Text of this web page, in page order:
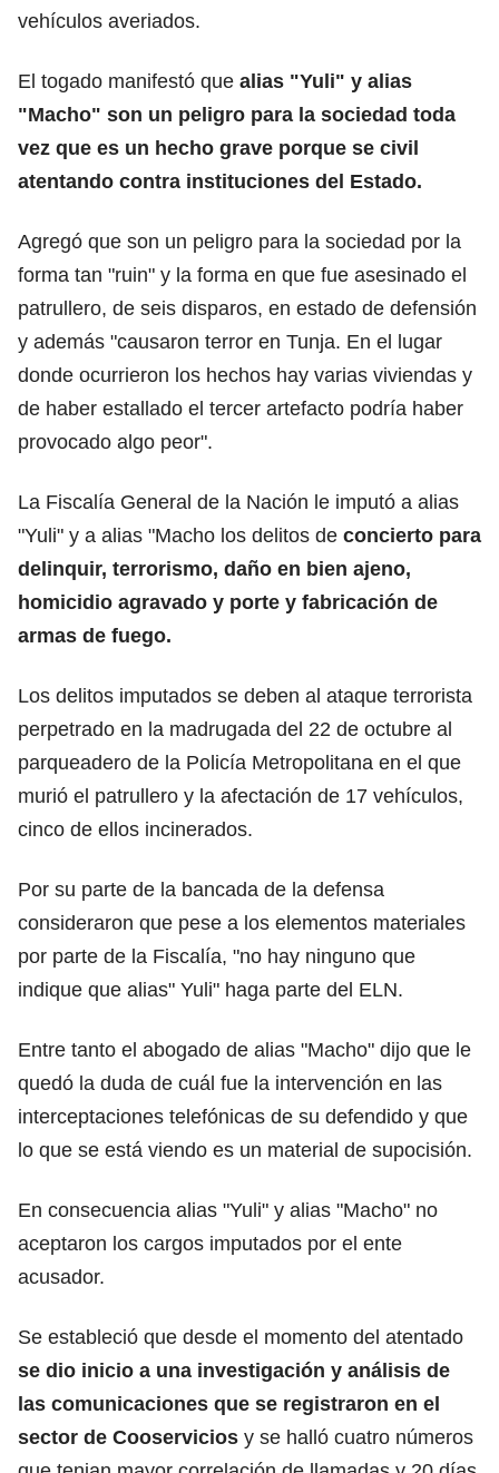
vehículos averiados.
El togado manifestó que alias "Yuli" y alias
"Macho" son un peligro para la sociedad toda
vez que es un hecho grave porque se civil
atentando contra instituciones del Estado.
Agregó que son un peligro para la sociedad por la
forma tan "ruin" y la forma en que fue asesinado el
patrullero, de seis disparos, en estado de defensión
y además "causaron terror en Tunja. En el lugar
donde ocurrieron los hechos hay varias viviendas y
de haber estallado el tercer artefacto podría haber
provocado algo peor".
La Fiscalía General de la Nación le imputó a alias
"Yuli" y a alias "Macho los delitos de concierto para
delinquir, terrorismo, daño en bien ajeno,
homicidio agravado y porte y fabricación de
armas de fuego.
Los delitos imputados se deben al ataque terrorista
perpetrado en la madrugada del 22 de octubre al
parqueadero de la Policía Metropolitana en el que
murió el patrullero y la afectación de 17 vehículos,
cinco de ellos incinerados.
Por su parte de la bancada de la defensa
consideraron que pese a los elementos materiales
por parte de la Fiscalía, "no hay ninguno que
indique que alias" Yuli" haga parte del ELN.
Entre tanto el abogado de alias "Macho" dijo que le
quedó la duda de cuál fue la intervención en las
interceptaciones telefónicas de su defendido y que
lo que se está viendo es un material de supocisión.
En consecuencia alias "Yuli" y alias "Macho" no
aceptaron los cargos imputados por el ente
acusador.
Se estableció que desde el momento del atentado
se dio inicio a una investigación y análisis de
las comunicaciones que se registraron en el
sector de Cooservicios y se halló cuatro números